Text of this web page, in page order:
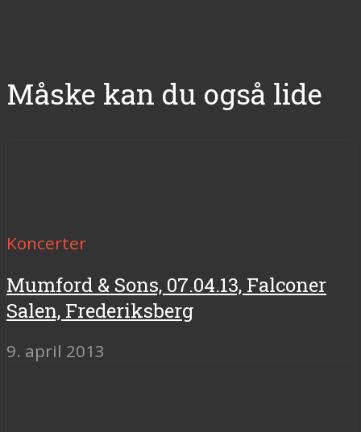
Måske kan du også lide
Koncerter
Mumford & Sons, 07.04.13, Falconer
Salen, Frederiksberg
9. april 2013